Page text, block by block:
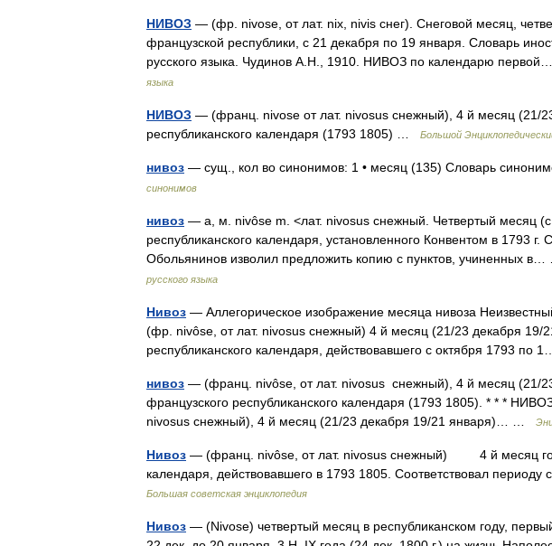
НИВОЗ — (фр. nivose, от лат. nix, nivis снег). Снеговой месяц,
французской республики, с 21 декабря по 19 января. Словарь
русского языка. Чудинов А.Н., 1910. НИВОЗ по календарю
языка
НИВОЗ — (франц. nivose от лат. nivosus снежный), 4 й месяц (21/
республиканского календаря (1793 1805) …
Большой
нивоз — сущ., кол во синонимов: 1 • месяц (135) Словарь
синонимов
нивоз — а, м. nivôse m. <лат. nivosus снежный. Четвертый месяц
республиканского календаря, установленного Конвентом в 1793
Обольянинов изволил предложить копию с пунктов, учиненных
русского языка
Нивоз — Аллегорическое изображение месяца нивоза
(фр. nivôse, от лат. nivosus снежный) 4 й месяц (21/23 декабря 19/
республиканского календаря, действовавшего с октября 1793 по
нивоз — (франц. nivôse, от лат. nivosus снежный), 4 й месяц (21/
французского республиканского календаря (1793 1805). * * *
nivosus снежный), 4 й месяц (21/23 декабря 19/21 января)… …
Нивоз — (франц. nivôse, от лат. nivosus снежный) 4 й месяц
календаря, действовавшего в 1793 1805. Соответствовал
Большая советская энциклопедия
Нивоз — (Nivose) четвертый месяц в республиканском году,